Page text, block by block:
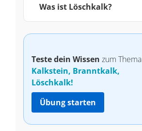
Was ist Löschkalk?
Teste dein Wissen zum Thema
Kalkstein, Branntkalk,
Löschkalk!
Übung starten